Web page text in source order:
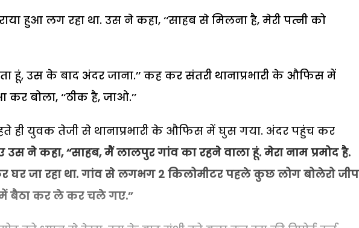
हुआ लग रहा था. उस ने कहा, ‘‘साहब से मिलना है, मेरी पत्नी को
हूं, उस के बाद अंदर जाना.’’ कह कर संतरी थानाप्रभारी के औफिस में
कर बोला, ‘‘ठीक है, जाओ.’’
ही युवक तेजी से थानाप्रभारी के औफिस में घुस गया. अंदर पहुंच कर
ने कहा, ‘‘साहब, मैं लालपुर गांव का रहने वाला हूं. मेरा नाम प्रमोद है.
घर जा रहा था. गांव से लगभग 2 किलोमीटर पहले कुछ लोग बोलेरो जीप
बैठा कर ले कर चले गए.’’